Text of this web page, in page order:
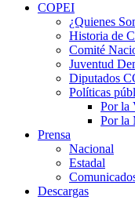
COPEI
¿Quienes
Historia de
Comité
Juventud
Diputados
Políticas
Por la
Por la
Prensa
Nacional
Estadal
Descargas